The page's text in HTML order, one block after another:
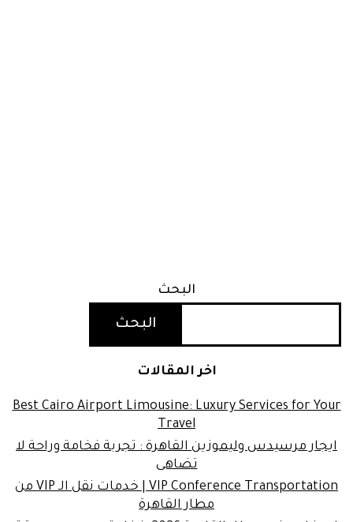
البحث
البحث
اخر المقالات
Best Cairo Airport Limousine: Luxury Services for Your
Travel
ايجار مرسيدس وليموزين القاهرة : تجربة فخامة وراحة لا
تضاهى
VIP Conference Transportation | خدمات نقل الـ VIP من
مطار القاهرة